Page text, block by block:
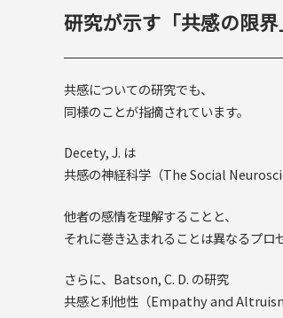
研究が示す「共感の限界
共感についての研究でも、
同様のことが指摘されています。
Decety, J. は
共感の神経科学（The Social
他者の感情を理解することと、
それに巻き込まれることは異なるプロ
さらに、Batson, C. D. の研究
共感と利他性（Empathy and